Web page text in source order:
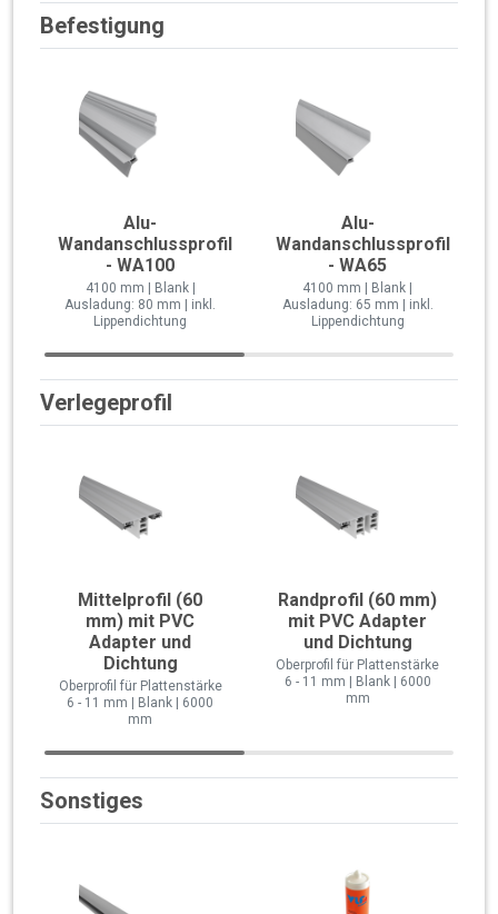
Befestigung
Alu-
Wandanschlussprofil
- WA100
4100 mm | Blank |
Ausladung: 80 mm | inkl.
Lippendichtung
Alu-
Wandanschlussprofil
- WA65
4100 mm | Blank |
Ausladung: 65 mm | inkl.
Lippendichtung
Verlegeprofil
Mittelprofil (60
mm) mit PVC
Adapter und
Dichtung
Oberprofil für Plattenstärke
6 - 11 mm | Blank | 6000
mm
Randprofil (60 mm)
mit PVC Adapter
und Dichtung
Oberprofil für Plattenstärke
6 - 11 mm | Blank | 6000
mm
Sonstiges